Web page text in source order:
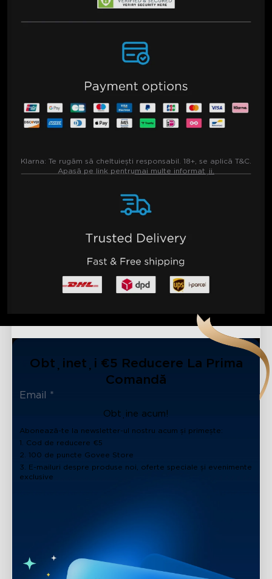
Klarna: Te rugăm să cheltuiești responsabil. 18+, se aplică T&C.
Apasă pe link pentrumai multe informații.
Obțineți €5 Reducere La Prima
Comandă
Obține acum!
Abonează-te la newsletter-ul nostru acum și primește:
1. Cod de reducere €5
2. 100 de puncte Govee Store
3. E-mailuri despre produse noi, oferte speciale și evenimente
exclusive